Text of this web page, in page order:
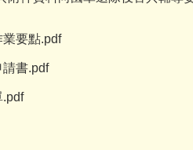
要點.pdf
書.pdf
.pdf